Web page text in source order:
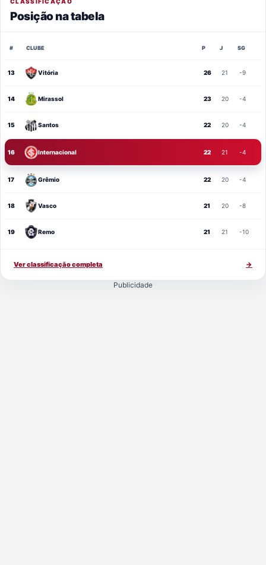
CLASSIFICAÇÃO
Posição na tabela
# CLUBE P J SG
13 Vitória 26 21 -9
14 Mirassol 23 20 -4
15 Santos 22 20 -4
16 Internacional 22 21 -4
17 Grêmio 22 20 -4
18 Vasco 21 20 -8
19 Remo 21 21 -10
Ver classificação completa →
Publicidade